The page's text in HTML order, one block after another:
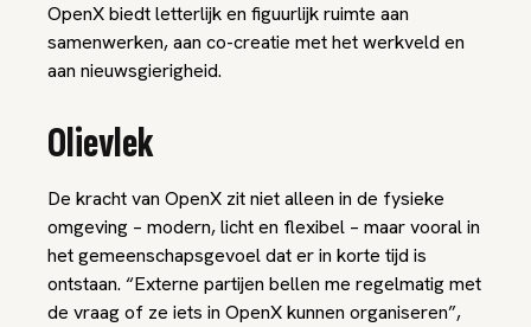
OpenX biedt letterlijk en figuurlijk ruimte aan
samenwerken, aan co-creatie met het werkveld en
aan nieuwsgierigheid.
Olievlek
De kracht van OpenX zit niet alleen in de fysieke
omgeving – modern, licht en flexibel – maar vooral in
het gemeenschapsgevoel dat er in korte tijd is
ontstaan. “Externe partijen bellen me regelmatig met
de vraag of ze iets in OpenX kunnen organiseren”,